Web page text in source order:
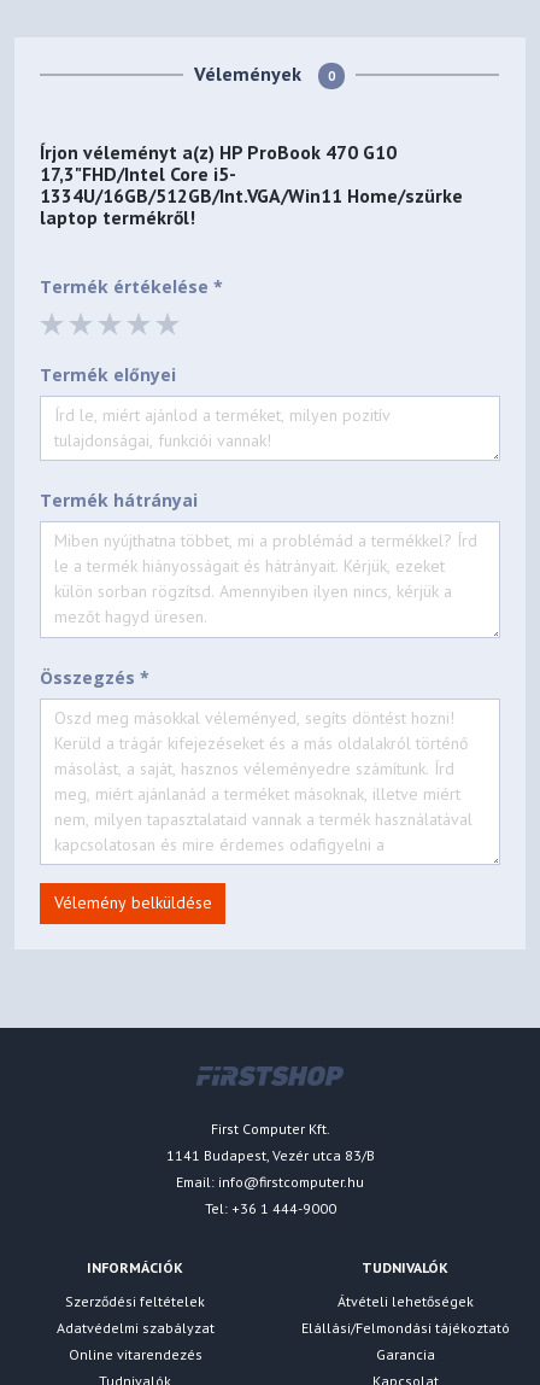
Vélemények 0
Írjon véleményt a(z) HP ProBook 470 G10
17,3"FHD/Intel Core i5-
1334U/16GB/512GB/Int.VGA/Win11 Home/szürke
laptop termékről!
Termék értékelése *
Termék előnyei
Termék hátrányai
Összegzés *
Vélemény belküldése
First Computer Kft.
1141 Budapest, Vezér utca 83/B
Email: info@firstcomputer.hu
Tel: +36 1 444-9000
INFORMÁCIÓK
Szerződési feltételek
Adatvédelmi szabályzat
Online vitarendezés
Tudnivalók
TUDNIVALÓK
Átvételi lehetőségek
Elállási/Felmondási tájékoztató
Garancia
Kapcsolat